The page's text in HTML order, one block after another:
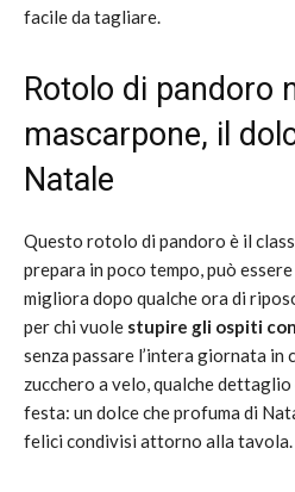
facile da tagliare.
Rotolo di pandoro
mascarpone, il
Natale
Questo rotolo di pandoro è il
prepara in poco tempo, può
migliora dopo qualche ora di
per chi vuole stupire gli ospiti
senza passare l’intera giornata in
zucchero a velo, qualche
festa: un dolce che profuma di
felici condivisi attorno alla tavola.